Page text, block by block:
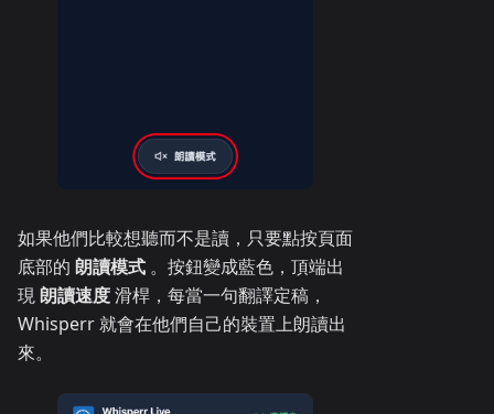
如果他們比較想聽而不是讀，只要點按頁面
底部的 朗讀模式 。按鈕變成藍色，頂端出
現朗讀速度滑桿，每當一句翻譯定稿，
Whisperr 就會在他們自己的裝置上朗讀出
來。